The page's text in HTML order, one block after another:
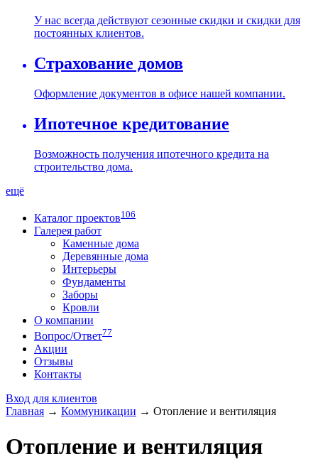
У нас всегда действуют сезонные скидки и скидки для
постоянных клиентов.
Страхование домов
Оформление документов в офисе нашей компании.
Ипотечное кредитование
Возможность получения ипотечного кредита на
строительство дома.
ещё
Каталог проектов106
Галерея работ
Каменные дома
Деревянные дома
Интерьеры
Фундаменты
Заборы
Кровли
О компании
Вопрос/Ответ77
Акции
Отзывы
Контакты
Вход для клиентов
Главная → Коммуникации → Отопление и вентиляция
Отопление и вентиляция